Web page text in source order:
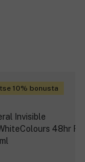
10% bonusta